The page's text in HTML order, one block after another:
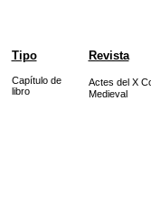
Tipo Revista
Capítulo de
libro
Actes del X
Medieval